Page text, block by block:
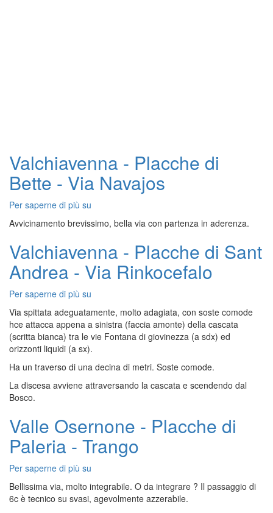
Valchiavenna - Placche di
Bette - Via Navajos
Per saperne di più su
Placche
Bette
-
Via
Avvicinamento brevissimo, bella via con partenza in aderenza.
Valchiavenna - Placche di Sant
Andrea - Via Rinkocefalo
Per saperne di più su
Placche
di
Sant
Andrea
-
Rinkocefalo
Via spittata adeguatamente, molto adagiata, con soste comode
hce attacca appena a sinistra (faccia amonte) della cascata
(scritta bianca) tra le vie Fontana di giovinezza (a sdx) ed
orizzonti liquidi (a sx).
Ha un traverso di una decina di metri. Soste comode.
La discesa avviene attraversando la cascata e scendendo dal
Bosco.
Valle Osernone - Placche di
Paleria - Trango
Per saperne di più su
Osernone
-
Placche
Bellissima via, molto integrabile. O da integrare ? Il passaggio di
6c è tecnico su svasi, agevolmente azzerabile.